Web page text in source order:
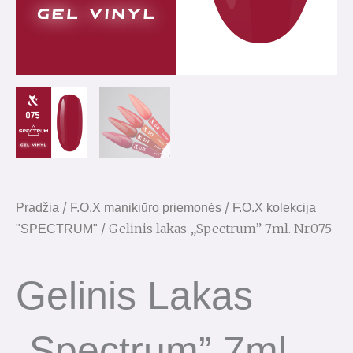
Pradžia / F.O.X manikiūro priemonės / F.O.X kolekcija
"SPECTRUM" / Gelinis lakas „Spectrum” 7ml. Nr.075
Gelinis Lakas